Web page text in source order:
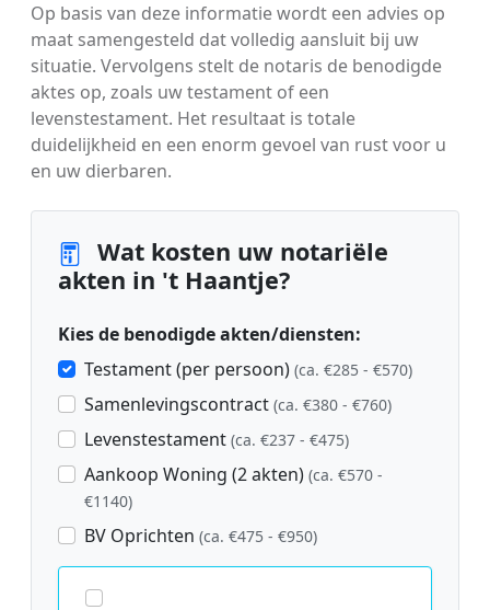
Op basis van deze informatie wordt een advies op
maat samengesteld dat volledig aansluit bij uw
situatie. Vervolgens stelt de notaris de benodigde
aktes op, zoals uw testament of een
levenstestament. Het resultaat is totale
duidelijkheid en een enorm gevoel van rust voor u
en uw dierbaren.
Wat kosten uw notariële
akten in 't Haantje?
Kies de benodigde akten/diensten:
Testament (per persoon) (ca. €285 - €570)
Samenlevingscontract (ca. €380 - €760)
Levenstestament (ca. €237 - €475)
Aankoop Woning (2 akten) (ca. €570 -
€1140)
BV Oprichten (ca. €475 - €950)